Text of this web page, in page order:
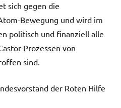
sich gegen die
Bewegung und wird im
politisch und finanziell alle
Prozessen von
sind.
der Roten Hilfe